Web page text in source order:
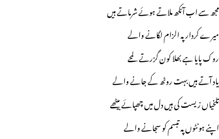
مجھ سے اب آنکھ ملاتے ہوئے شرماتے ہیں
میرے کردار پہ الزام لگانے والے
روک پایا ہے بھلا کون گزرتے لمحے
یاد آتے ہیں بہت روٹھ کے جانے والے
تلخیاں زیست کی ہیں دل میں چھپائے بیٹھے
اپنے ہونٹوں پہ تبسم کو سجانے والے